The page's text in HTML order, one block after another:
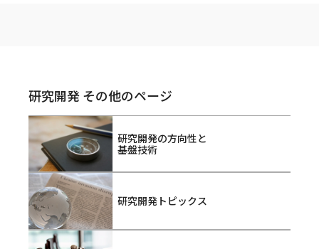
研究開発 その他のページ
研究開発の方向性と
基盤技術
研究開発トピックス